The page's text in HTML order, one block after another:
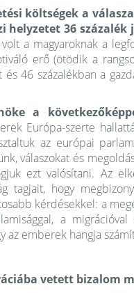
költségek a
helyzetet 36 százalék
a magyaroknak a
erő (ötödik a
46 százalékban a
a
Európa-szerte
az európai
válaszokat és
ezt valósítani. Az
tagjait, hogy
kérdésekkel: a
a
emberek hangja
vetett bizalom